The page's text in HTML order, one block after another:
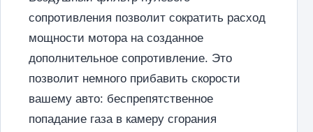
сопротивления позволит сократить расход
мощности мотора на созданное
дополнительное сопротивление. Это
позволит немного прибавить скорости
вашему авто: беспрепятственное
попадание газа в камеру сгорания